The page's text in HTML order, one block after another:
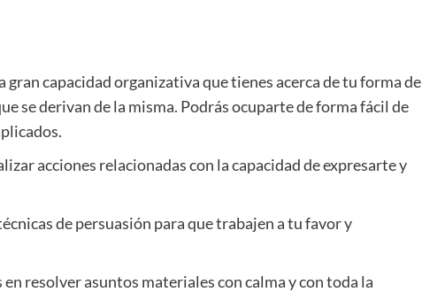
capacidad organizativa que tienes acerca de tu forma de
se derivan de la misma. Podrás ocuparte de forma fácil de
acciones relacionadas con la capacidad de expresarte y
de persuasión para que trabajen a tu favor y
resolver asuntos materiales con calma y con toda la